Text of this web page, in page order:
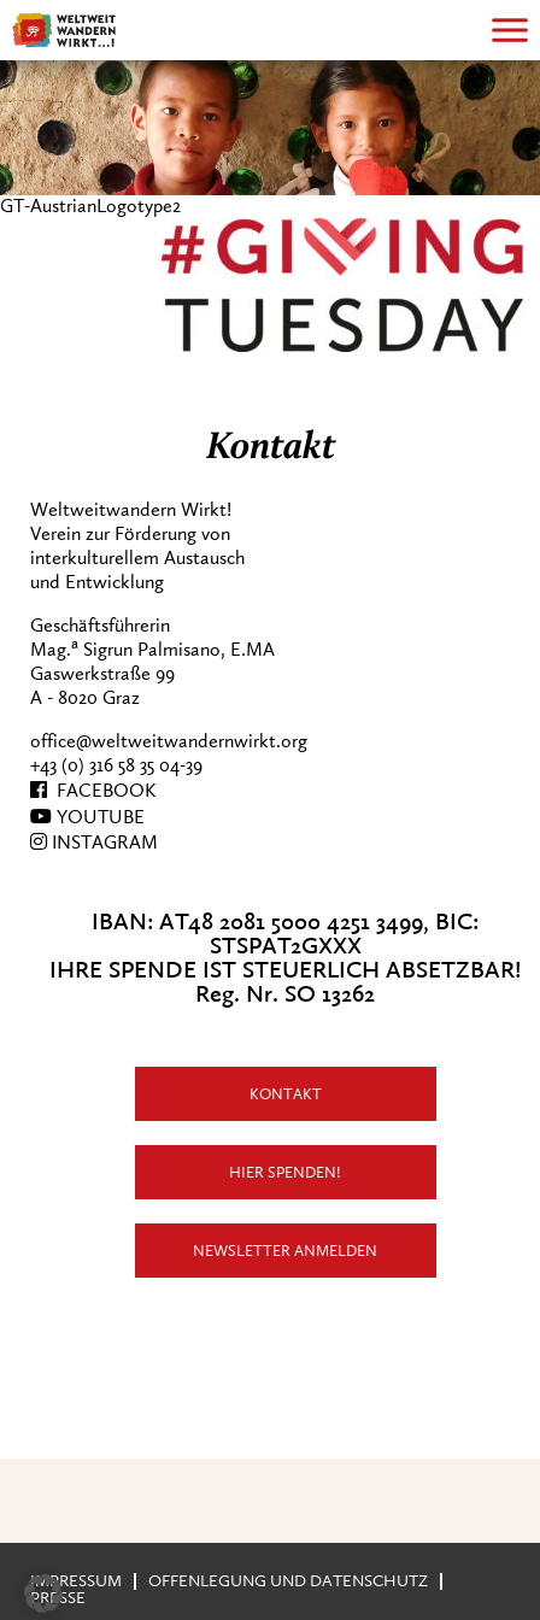
GT-AustrianLogotype2
Kontakt
Weltweitwandern Wirkt!
Verein zur Förderung von
interkulturellem Austausch
und Entwicklung
Geschäftsführerin
Mag.a Sigrun Palmisano, E.MA
Gaswerkstraße 99
A - 8020 Graz
office@weltweitwandernwirkt.org
+43 (0) 316 58 35 04-39
FACEBOOK
YOUTUBE
INSTAGRAM
IBAN: AT48 2081 5000 4251 3499, BIC:
STSPAT2GXXX
IHRE SPENDE IST STEUERLICH ABSETZBAR!
Reg. Nr. SO 13262
KONTAKT
HIER SPENDEN!
NEWSLETTER ANMELDEN
IMPRESSUM
OFFENLEGUNG UND DATENSCHUTZ
PRESSE